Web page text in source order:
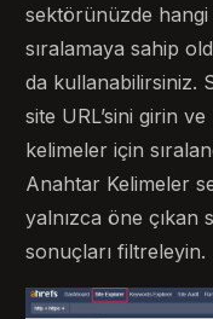
sektörünüzde
sıralamaya sahip
da kullanabilirsiniz.
site URL’sini girin
kelimeler için
Anahtar Kelimeler
yalnızca öne çıkan
sonuçları filtreleyin.